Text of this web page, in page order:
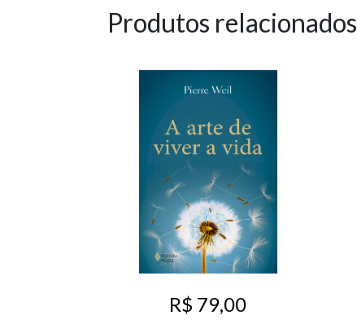
Produtos relacionados
R$ 79,00